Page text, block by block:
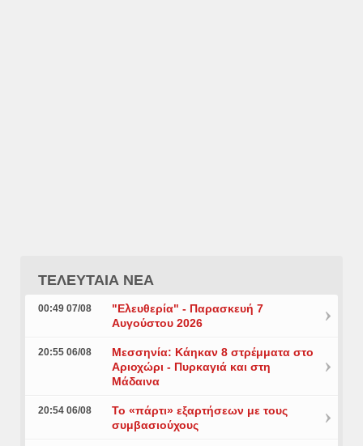
ΤΕΛΕΥΤΑΙΑ ΝΕΑ
00:49 07/08
"Ελευθερία" - Παρασκευή 7
Αυγούστου 2026
20:55 06/08
Μεσσηνία: Κάηκαν 8 στρέμματα στο
Αριοχώρι - Πυρκαγιά και στη
Μάδαινα
20:54 06/08
Το «πάρτι» εξαρτήσεων με τους
συμβασιούχους